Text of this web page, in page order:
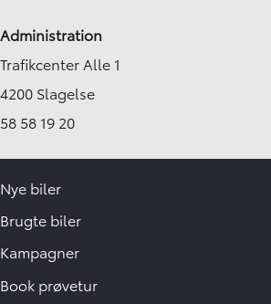
Administration
Trafikcenter Alle 1
4200 Slagelse
58 58 19 20
Nye biler
Brugte biler
Kampagner
Book prøvetur